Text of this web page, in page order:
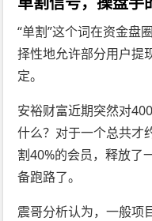
“单割”这个词在资金盘
择性地允许部分用户提
定。
安裕财富近期突然对
什么？对于一个总共才
割40%的会员，释放了
备跑路了。
震哥分析认为，一般项